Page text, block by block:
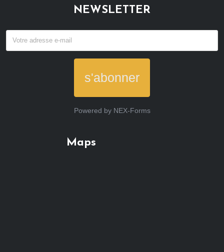
NEWSLETTER
s'abonner
Powered by NEX-Forms
Maps